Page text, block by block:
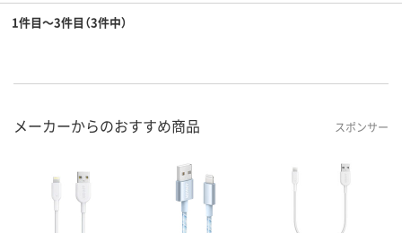
1件目～3件目（3件中）
メーカーからのおすすめ商品 スポンサー